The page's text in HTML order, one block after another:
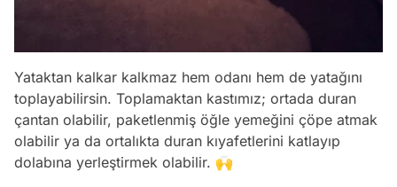
Yataktan kalkar kalkmaz hem odanı hem de yatağını
toplayabilirsin. Toplamaktan kastımız; ortada duran
çantan olabilir, paketlenmiş öğle yemeğini çöpe atmak
olabilir ya da ortalıkta duran kıyafetlerini katlayıp
dolabına yerleştirmek olabilir. 🙌